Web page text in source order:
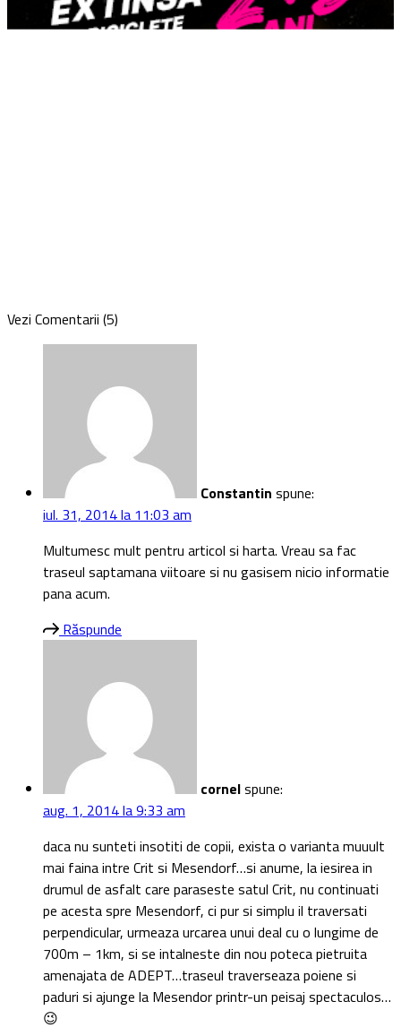
Vezi Comentarii (5)
Constantin spune:
iul. 31, 2014 la 11:03 am
Multumesc mult pentru articol si harta. Vreau sa fac
traseul saptamana viitoare si nu gasisem nicio informatie
pana acum.
Răspunde
cornelspune:
aug. 1, 2014 la 9:33 am
daca nu sunteti insotiti de copii, exista o varianta muuult
mai faina intre Crit si Mesendorf…si anume, la iesirea in
drumul de asfalt care paraseste satul Crit, nu continuati
pe acesta spre Mesendorf, ci pur si simplu il traversati
perpendicular, urmeaza urcarea unui deal cu o lungime de
700m – 1km, si se intalneste din nou poteca pietruita
amenajata de ADEPT…traseul traverseaza poiene si
paduri si ajunge la Mesendor printr-un peisaj spectaculos…
😉